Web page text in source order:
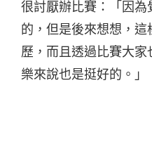
很討厭辦比賽：「因
的，但是後來想想，
歷，而且透過比賽大
樂來說也是挺好的。」